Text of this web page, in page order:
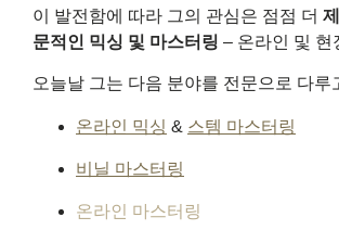
이 발전함에 따라 그의 관심은 점점 더
문적인 믹싱 및 마스터링 – 온라인 및 현
오늘날 그는 다음 분야를 전문으로 다루
온라인 믹싱 & 스템 마스터링
비닐 마스터링
온라인 마스터링